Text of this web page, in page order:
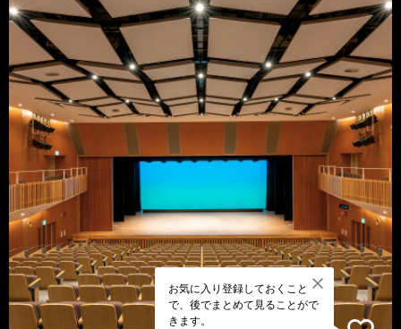
お気に入り登録しておくこと
で、後でまとめて見ることがで
きます。